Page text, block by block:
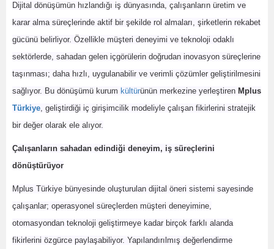
Dijital dönüşümün hızlandığı iş dünyasında, çalışanların üretim ve
karar alma süreçlerinde aktif bir şekilde rol almaları, şirketlerin rekabet
gücünü belirliyor. Özellikle müşteri deneyimi ve teknoloji odaklı
sektörlerde, sahadan gelen içgörülerin doğrudan inovasyon süreçlerine
taşınması; daha hızlı, uygulanabilir ve verimli çözümler geliştirilmesini
sağlıyor. Bu dönüşümü kurum kültürünün merkezine yerleştiren Mplus
Türkiye, geliştirdiği iç girişimcilik modeliyle çalışan fikirlerini stratejik
bir değer olarak ele alıyor.
Çalışanların sahadan edindiği deneyim, iş süreçlerini
dönüştürüyor
Mplus Türkiye bünyesinde oluşturulan dijital öneri sistemi sayesinde
çalışanlar; operasyonel süreçlerden müşteri deneyimine,
otomasyondan teknoloji geliştirmeye kadar birçok farklı alanda
fikirlerini özgürce paylaşabiliyor. Yapılandırılmış değerlendirme